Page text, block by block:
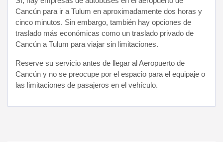
Cancún para ir a Tulum en aproximadamente dos horas y
cinco minutos. Sin embargo, también hay opciones de
traslado más económicas como un traslado privado de
Cancún a Tulum para viajar sin limitaciones.
Reserve su servicio antes de llegar al Aeropuerto de
Cancún y no se preocupe por el espacio para el equipaje o
las limitaciones de pasajeros en el vehículo.